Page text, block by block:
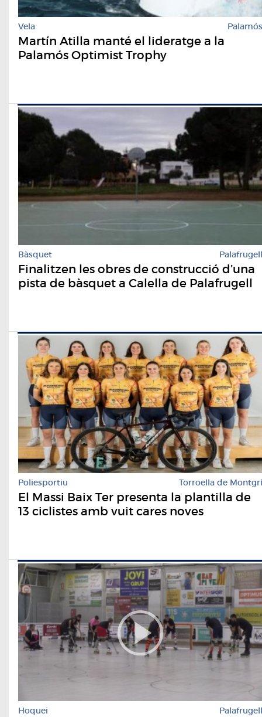
Vela Palamós
Martín Atilla manté el lideratge a la
Palamós Optimist Trophy
Bàsquet Palafrugell
Finalitzen les obres de construcció d’una
pista de bàsquet a Calella de Palafrugell
Poliesportiu Torroella de Montgrí
El Massi Baix Ter presenta la plantilla de
13 ciclistes amb vuit cares noves
Hoquei Palafrugell